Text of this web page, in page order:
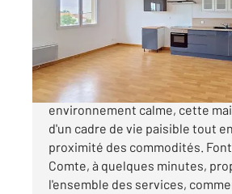
Maison à vendre
117 700 €
Située sur la commune de Le
environnement calme, cette
d'un cadre de vie paisible tout
proximité des commodités.
Comte, à quelques minutes,
l'ensemble des services,